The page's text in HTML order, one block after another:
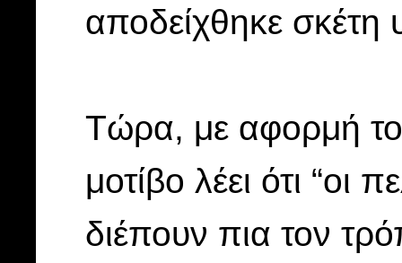
αποδείχθηκε σκέτη
Τώρα, με αφορμή
μοτίβο λέει ότι “οι
διέπουν πια τον